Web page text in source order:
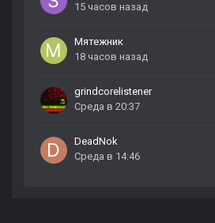
15 часов назад
Мятежник
18 часов назад
grindcorelistener
Среда в 20:37
DeadNok
Среда в 14:46